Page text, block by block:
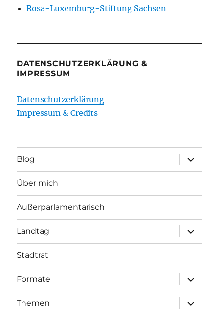
Rosa-Luxemburg-Stiftung Sachsen
DATENSCHUTZERKLÄRUNG &
IMPRESSUM
Datenschutzerklärung
Impressum & Credits
Blog
öffnen
Über mich
Außerparlamentarisch
Landtag
öffnen
Stadtrat
Formate
öffnen
Themen
öffnen